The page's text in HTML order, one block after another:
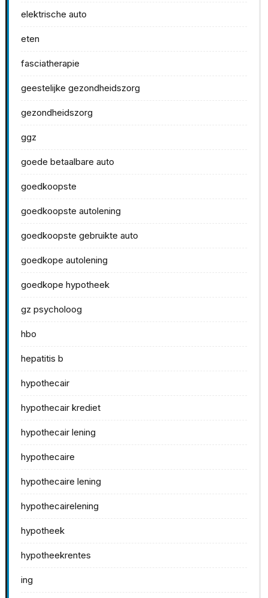
elektrische auto
eten
fasciatherapie
geestelijke gezondheidszorg
gezondheidszorg
ggz
goede betaalbare auto
goedkoopste
goedkoopste autolening
goedkoopste gebruikte auto
goedkope autolening
goedkope hypotheek
gz psycholoog
hbo
hepatitis b
hypothecair
hypothecair krediet
hypothecair lening
hypothecaire
hypothecaire lening
hypothecairelening
hypotheek
hypotheekrentes
ing